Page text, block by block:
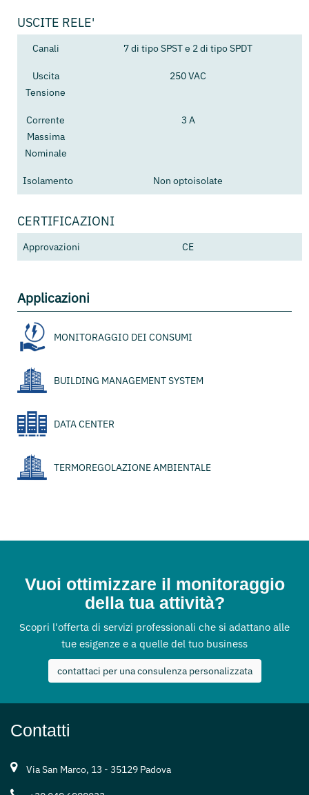
USCITE RELE'
Canali 7 di tipo SPST e 2 di tipo SPDT
Uscita
Tensione
250 VAC
Corrente
Massima
Nominale
3 A
Isolamento Non optoisolate
CERTIFICAZIONI
Approvazioni CE
Applicazioni
MONITORAGGIO DEI CONSUMI
BUILDING MANAGEMENT SYSTEM
DATA CENTER
TERMOREGOLAZIONE AMBIENTALE
Vuoi ottimizzare il monitoraggio
della tua attività?
Scopri l'offerta di servizi professionali che si adattano alle
tue esigenze e a quelle del tuo business
contattaci per una consulenza personalizzata
Contatti
Via San Marco, 13 - 35129 Padova